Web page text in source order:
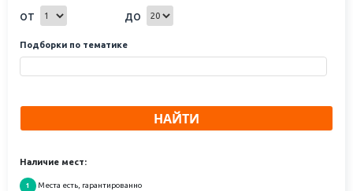
от до
Подборки по тематике
НАЙТИ
Наличие мест:
1 Места есть, гарантированно